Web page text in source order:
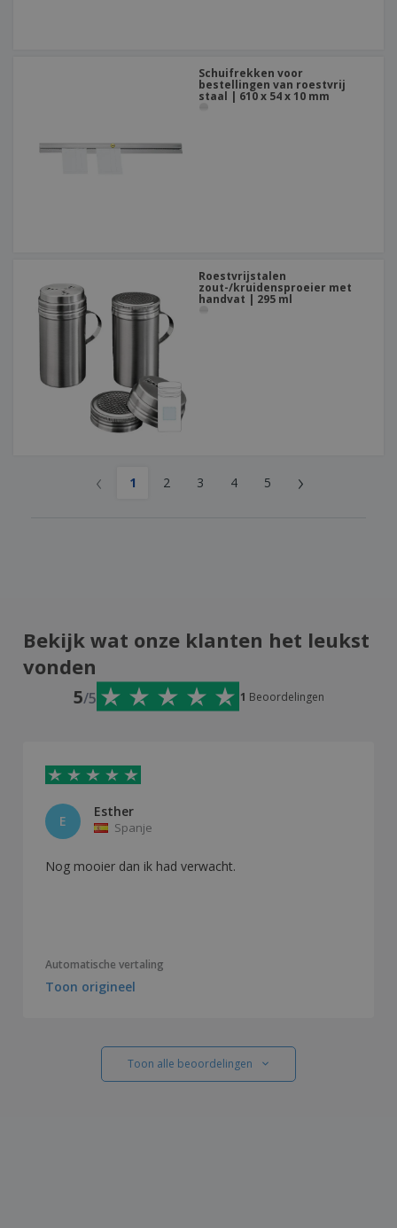
Schuifrekken voor
bestellingen van roestvrij
staal | 610 x 54 x 10 mm
Roestvrijstalen
zout-/kruidensproeier met
handvat | 295 ml
‹ 1 2 3 4 5 ›
Bekijk wat onze klanten het leukst
vonden
5/5 1 Beoordelingen
E
Esther
Spanje
Nog mooier dan ik had verwacht.
Automatische vertaling
Toon origineel
Toon alle beoordelingen